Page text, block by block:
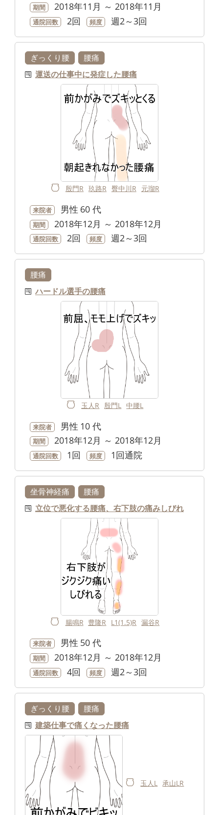
期間 2018年11月 ～ 2018年11月
通院回数 2回 頻度 週2～3回
ぎっくり腰
腰痛
運送の仕事中に発症した腰痛
殷門R 玖路R 臀中川R 元瑠R
来院者 男性 60 代
期間 2018年12月 ～ 2018年12月
通院回数 2回 頻度 週2～3回
腰痛
ハードル選手の腰痛
玉人R 殷門L 中腰L
来院者 男性 10 代
期間 2018年12月 ～ 2018年12月
通院回数 1回 頻度 1回通院
坐骨神経痛
腰痛
立位で悪化する腰痛、右下肢の痛みしびれ
腸鳴R 豊隆R L1(1.5)R 漏谷R
来院者 男性 50 代
期間 2018年12月 ～ 2018年12月
通院回数 4回 頻度 週2～3回
ぎっくり腰
腰痛
建築仕事で痛くなった腰痛
玉人L 承山LR